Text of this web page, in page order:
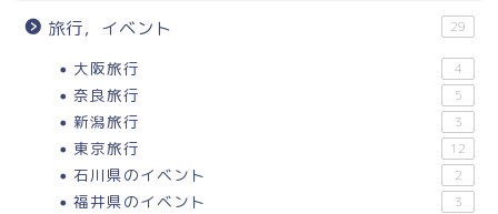
旅行，イベント 29
大阪旅行 4
奈良旅行 5
新潟旅行 3
東京旅行 12
石川県のイベント 2
福井県のイベント 3